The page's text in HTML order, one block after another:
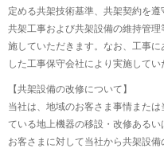
定める共架技術基準、共架契約を遵
共架工事および共架設備の維持管
施していただきます。なお、工事
した工事保守会社により実施してい
【共架設備の改修について】
当社は、地域のお客さま事情また
ている地上機器の移設・改修あるい
お客さまに対して当社から共架設